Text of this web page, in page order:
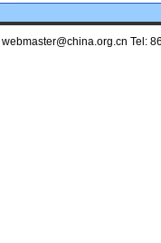
webmaster@china.org.cn Tel: